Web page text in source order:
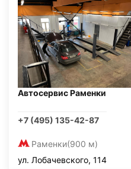
Автосервис Раменки
+7 (495) 135-42-87
Раменки(900 м)
ул. Лобачевского, 114